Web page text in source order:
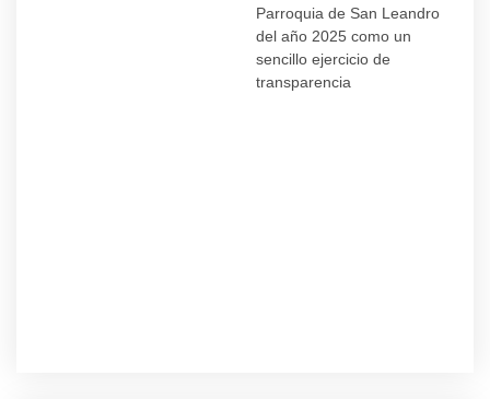
Parroquia de San Leandro
del año 2025 como un
sencillo ejercicio de
transparencia